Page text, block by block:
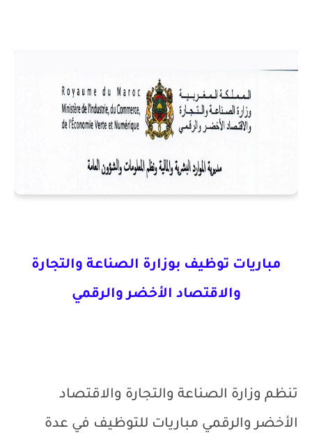
مباريات توظيف بوزارة الصناعة والتجارة
والاقتصاد الأخضر والرقمي
تنظم وزارة الصناعة والتجارة والاقتصاد
الأخضر والرقمي مباريات للتوظيف في عدة